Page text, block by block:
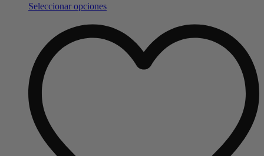
Seleccionar opciones